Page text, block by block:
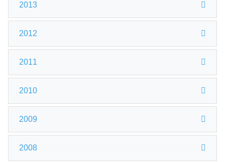
2013
2012
2011
2010
2009
2008